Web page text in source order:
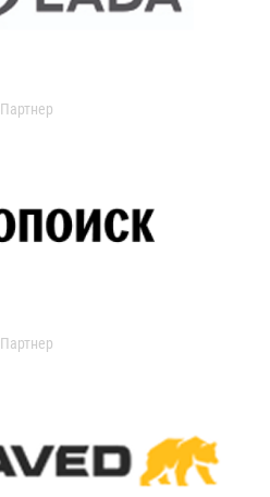
Партнер
Партнер